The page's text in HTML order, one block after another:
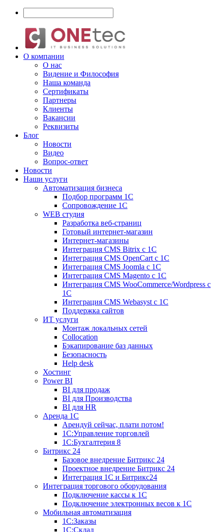
О компании
О нас
Видение и Философия
Наша команда
Сертификаты
Партнеры
Клиенты
Вакансии
Реквизиты
Блог
Новости
Видео
Вопрос-ответ
Новости
Наши услуги
Автоматизация бизнеса
Подбор программ 1С
Сопровождение 1С
WEB студия
Разработка веб-страниц
Готовый интернет-магазин
Интернет-магазины
Интеграция CMS Bitrix с 1С
Интеграция CMS OpenCart с 1С
Интеграция CMS Joomla с 1С
Интеграция CMS Magento с 1С
Интеграция CMS WooCommerce/Wordpress с
1С
Интеграция CMS Webasyst с 1С
Поддержка сайтов
ИТ услуги
Монтаж локальных сетей
Collocation
Бэкапирование баз данных
Безопасность
Help desk
Хостинг
Power BI
BI для продаж
BI для Производства
BI для HR
Аренда 1C
Арендуй сейчас, плати потом!
1С:Управление торговлей
1С:Бухгалтерия 8
Битрикс 24
Базовое внедрение Битрикс 24
Проектное внедрение Битрикс 24
Интеграция 1С и Битрикс24
Интеграция торгового оборудования
Подключение кассы к 1С
Подключение электронных весов к 1С
Мобильная автоматизация
1С:Заказы
1С:Склад